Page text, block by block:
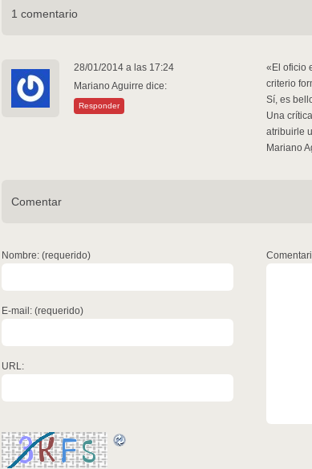
1 comentario
Mariano Aguirre dice:
28/01/2014 a las 17:24
«El oficio
criterio
Sí, es
Una
atribuirle
Mariano
Responder
Comentar
Nombre: (requerido)
E-mail: (requerido)
URL: